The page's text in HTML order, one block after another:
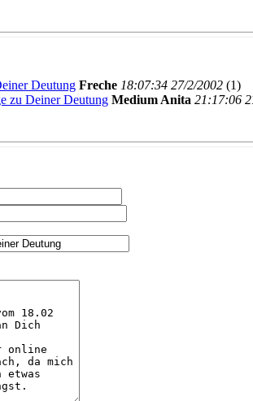
Deutung Freche 18:07:34 27/2/2002 (1)
zu Deiner Deutung Medium Anita 21:17:06